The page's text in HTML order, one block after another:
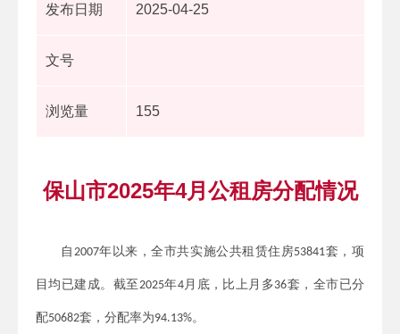
发布日期 2025-04-25
文号
浏览量 155
保山市2025年4月公租房分配情况
自 2007年以来，全市共实施公共租赁住房53841套，项
目均已建成。截至 2025年4月底，比上月多36套，全市已分
配50682套，分配率为94.13%。